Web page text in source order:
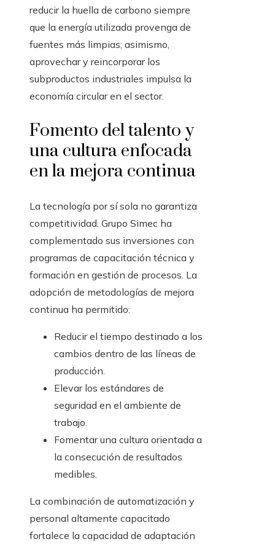
reducir la huella de carbono siempre
que la energía utilizada provenga de
fuentes más limpias; asimismo,
aprovechar y reincorporar los
subproductos industriales impulsa la
economía circular en el sector.
Fomento del talento y
una cultura enfocada
en la mejora continua
La tecnología por sí sola no garantiza
competitividad. Grupo Simec ha
complementado sus inversiones con
programas de capacitación técnica y
formación en gestión de procesos. La
adopción de metodologías de mejora
continua ha permitido:
Reducir el tiempo destinado a los
cambios dentro de las líneas de
producción.
Elevar los estándares de
seguridad en el ambiente de
trabajo.
Fomentar una cultura orientada a
la consecución de resultados
medibles.
La combinación de automatización y
personal altamente capacitado
fortalece la capacidad de adaptación